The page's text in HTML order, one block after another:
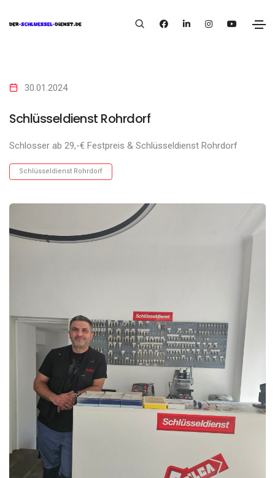
30.01.2024
Schlüsseldienst Rohrdorf
Schlosser ab 29,-€ Festpreis & Schlüsseldienst Rohrdorf
Schlüsseldienst Rohrdorf